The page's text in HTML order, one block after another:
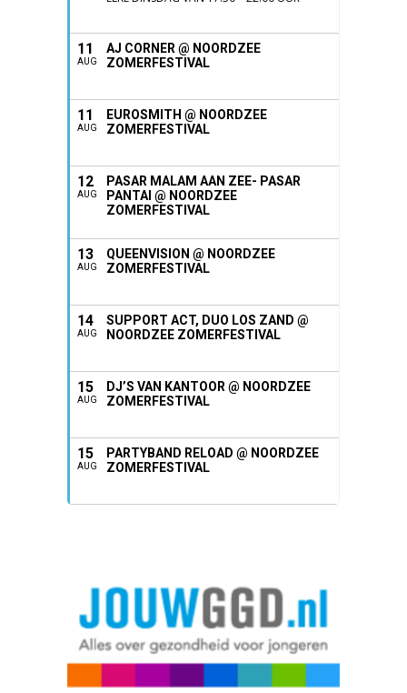
11
AUG
AJ CORNER @ NOORDZEE
ZOMERFESTIVAL
11
AUG
EUROSMITH @ NOORDZEE
ZOMERFESTIVAL
12
AUG
PASAR MALAM AAN ZEE- PASAR
PANTAI @ NOORDZEE
ZOMERFESTIVAL
13
AUG
QUEENVISION @ NOORDZEE
ZOMERFESTIVAL
14
AUG
SUPPORT ACT, DUO LOS ZAND @
NOORDZEE ZOMERFESTIVAL
15
AUG
DJ’S VAN KANTOOR @ NOORDZEE
ZOMERFESTIVAL
15
AUG
PARTYBAND RELOAD @ NOORDZEE
ZOMERFESTIVAL